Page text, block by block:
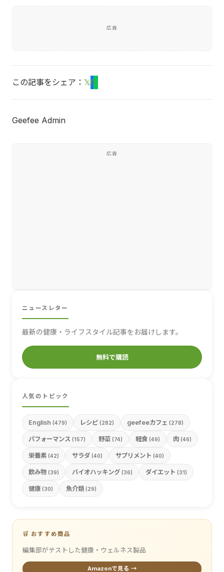
広告
この記事をシェア： 𝕏fL
Geefee Admin
広告
ニュースレター
最新の健康・ライフスタイル記事をお届けします。
無料で購読
人気のトピック
English (479) レシピ (282) geefeeカフェ (278)
パフォーマンス (157) 野菜 (74) 軽食 (49) 肉 (46)
栄養素 (42) サラダ (40) サプリメント (40)
飲み物 (39) バイオハッキング (36) ダイエット (31)
健康 (30) 魚介類 (29)
🛒 おすすめ商品
編集部がテストした健康・ウェルネス製品
Amazonで見る →